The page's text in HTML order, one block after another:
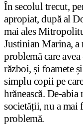
În secolul trecut,
apropiat, după al
mai ales
Justinian Marina, a
problemă care
război, și foamete
simplu copii pe
hrănească. De-
societății, nu a mai
problemă.